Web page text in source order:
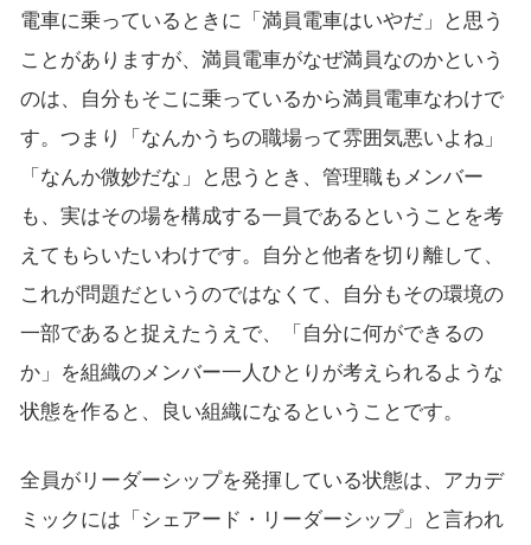
電車に乗っているときに「満員電車はいやだ」と思う
ことがありますが、満員電車がなぜ満員なのかという
のは、自分もそこに乗っているから満員電車なわけで
す。つまり「なんかうちの職場って雰囲気悪いよね」
「なんか微妙だな」と思うとき、管理職もメンバー
も、実はその場を構成する一員であるということを考
えてもらいたいわけです。自分と他者を切り離して、
これが問題だというのではなくて、自分もその環境の
一部であると捉えたうえで、「自分に何ができるの
か」を組織のメンバー一人ひとりが考えられるような
状態を作ると、良い組織になるということです。
全員がリーダーシップを発揮している状態は、アカデ
ミックには「シェアード・リーダーシップ」と言われ